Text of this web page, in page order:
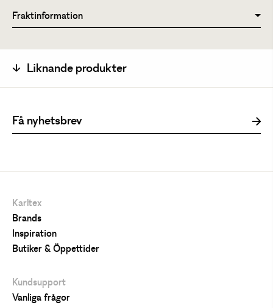
Fraktinformation
Liknande produkter
Karltex
Brands
Inspiration
Butiker & Öppettider
Kundsupport
Vanliga frågor